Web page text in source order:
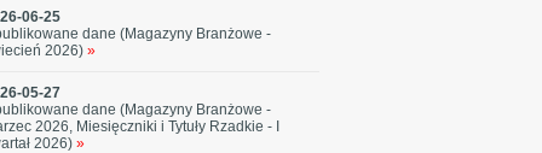
06-25
dane (Magazyny Branżowe -
2026) »
05-27
dane (Magazyny Branżowe -
2026, Miesięczniki i Tytuły Rzadkie - I
2026) »